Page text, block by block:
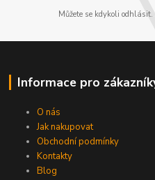
Můžete se kdykoli
Informace pro
O nás
Jak nakupovat
Obchodní podmínky
Kontakty
Blog